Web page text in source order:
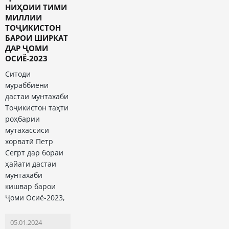
НИҲОИИ ТИМИ
МИЛЛИИ
ТОҶИКИСТОН
БАРОИ ШИРКАТ
ДАР ҶОМИ
ОСИЁ-2023
Ситоди
мураббиёни
дастаи мунтахаби
Тоҷикистон таҳти
роҳбарии
мутахассиси
хорватӣ Петр
Сегрт дар бораи
ҳайати дастаи
мунтахаби
кишвар барои
Ҷоми Осиё-2023,
05.01.2024